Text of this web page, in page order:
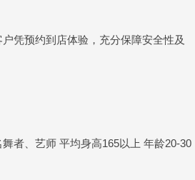
凭预约到店体验，充分保障安全性及
者、艺师 平均身高165以上 年龄20-30